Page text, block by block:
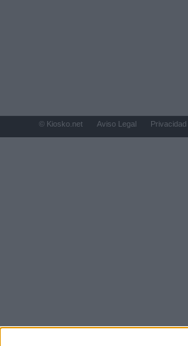
© Kiosko.net Aviso Legal